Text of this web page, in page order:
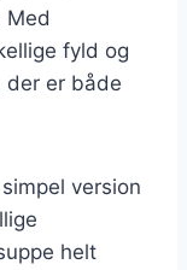
Med
fyld og
der er både
version
helt